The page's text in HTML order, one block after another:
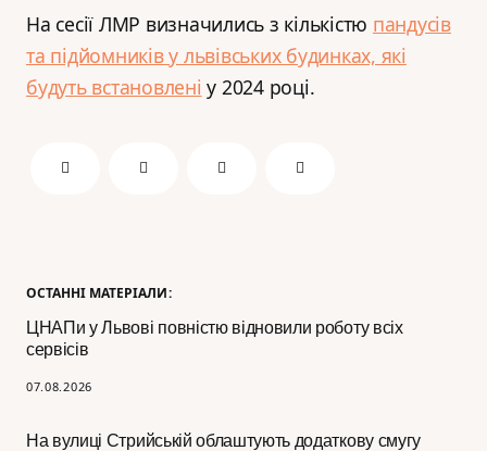
ОСТАННІ МАТЕРІАЛИ:
ЦНАПи у Львові повністю відновили роботу всіх
сервісів
07.08.2026
На вулиці Стрийській облаштують додаткову смугу
На сесії ЛМР визначились з кількістю пандусів
та підйомників у львівських будинках, які
будуть встановлені у 2024 році.